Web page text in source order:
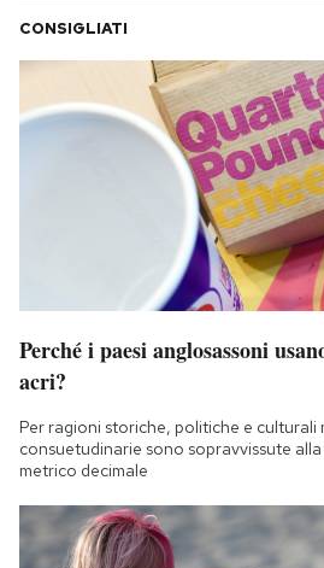
CONSIGLIATI
Perché i paesi anglosassoni
acri?
Per ragioni storiche, politiche e culturali
consuetudinarie sono sopravvissute
metrico decimale